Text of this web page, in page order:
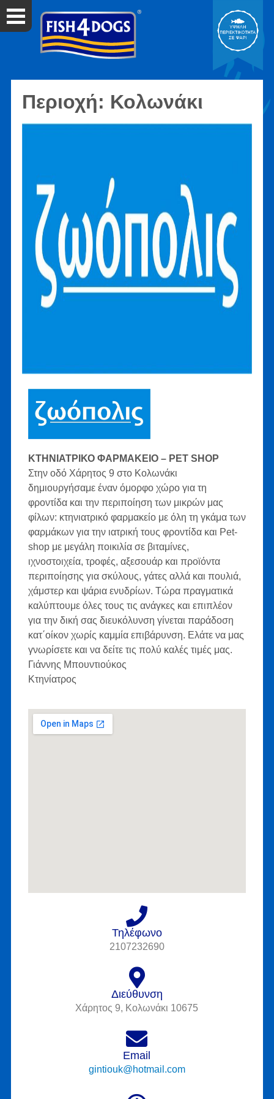
Περιοχή: Κολωνάκι
ΚΤΗΝΙΑΤΡΙΚΟ ΦΑΡΜΑΚΕΙΟ – PET SHOP
Στην οδό Χάρητος 9 στο Κολωνάκι
δημιουργήσαμε έναν όμορφο χώρο για τη
φροντίδα και την περιποίηση των μικρών μας
φίλων: κτηνιατρικό φαρμακείο με όλη τη γκάμα των
φαρμάκων για την ιατρική τους φροντίδα και Pet-
shop με μεγάλη ποικιλία σε βιταμίνες,
ιχνοστοιχεία, τροφές, αξεσουάρ και προϊόντα
περιποίησης για σκύλους, γάτες αλλά και πουλιά,
χάμστερ και ψάρια ενυδρίων. Τώρα πραγματικά
καλύπτουμε όλες τους τις ανάγκες και επιπλέον
για την δική σας διευκόλυνση γίνεται παράδοση
κατ΄οίκον χωρίς καμμία επιβάρυνση. Ελάτε να μας
γνωρίσετε και να δείτε τις πολύ καλές τιμές μας.
Γιάννης Μπουντιούκος
Κτηνίατρος
Τηλέφωνο
2107232690
Διεύθυνση
Χάρητος 9, Κολωνάκι 10675
Email
gintiouk@hotmail.com